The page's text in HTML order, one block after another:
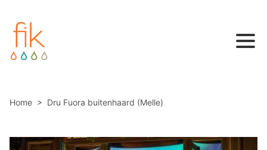
WARMTEPOMPEN
CONTACTEER ONS
Home > Dru Fuora buitenhaard (Melle)